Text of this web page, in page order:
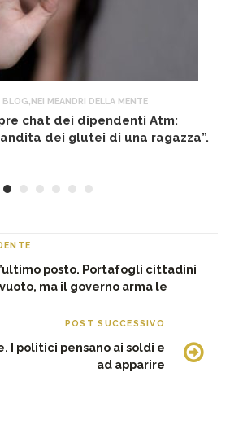
BLOG NEI MEANDRI DELLA MENTE
chat dei dipendenti Atm:
dei glutei di una ragazza”.
posto. Portafogli cittadini
ma il governo arma le
POST SUCCESSIVO
I politici pensano ai soldi e
ad apparire